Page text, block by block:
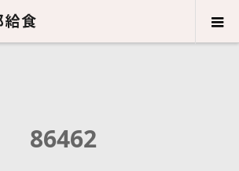
86462